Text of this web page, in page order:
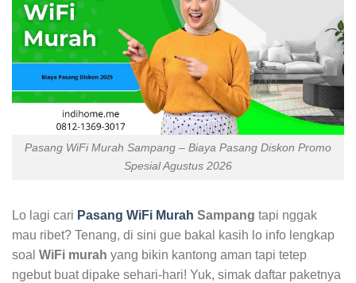
Pasang WiFi Murah Sampang – Biaya Pasang Diskon Promo
Spesial Agustus 2026
Lo lagi cari Pasang WiFi Murah Sampang tapi nggak
mau ribet? Tenang, di sini gue bakal kasih lo info lengkap
soal WiFi murah yang bikin kantong aman tapi tetep
ngebut buat dipake sehari-hari! Yuk, simak daftar paketnya